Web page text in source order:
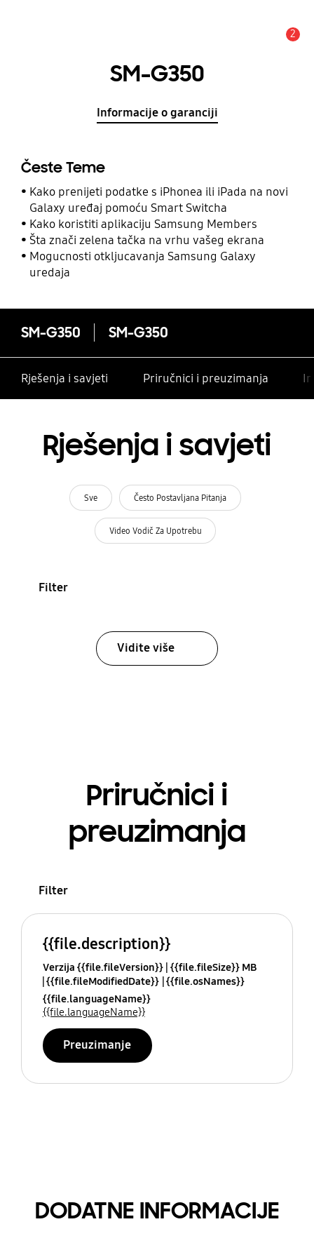
2
SM-G350
Informacije o garanciji
Česte Teme
Kako prenijeti podatke s iPhonea ili iPada na novi
Galaxy uređaj pomoću Smart Switcha
Kako koristiti aplikaciju Samsung Members
Šta znači zelena tačka na vrhu vašeg ekrana
Mogucnosti otkljucavanja Samsung Galaxy
uredaja
SM-G350 SM-G350
Rješenja i savjeti Priručnici i preuzimanja
Rješenja i savjeti
Sve Često Postavljana Pitanja
Video Vodič Za Upotrebu
Filter
Vidite više
Priručnici i
preuzimanja
Filter
{{file.description}}
Verzija {{file.fileVersion}} {{file.fileSize}} MB
{{file.fileModifiedDate}} {{file.osNames}}
{{file.languageName}}
{{file.languageName}}
Preuzimanje
DODATNE INFORMACIJE